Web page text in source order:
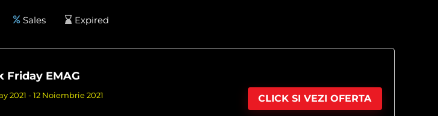
Sales Expired
Friday EMAG
2021 - 12 Noiembrie 2021 CLICK SI VEZI OFERTA